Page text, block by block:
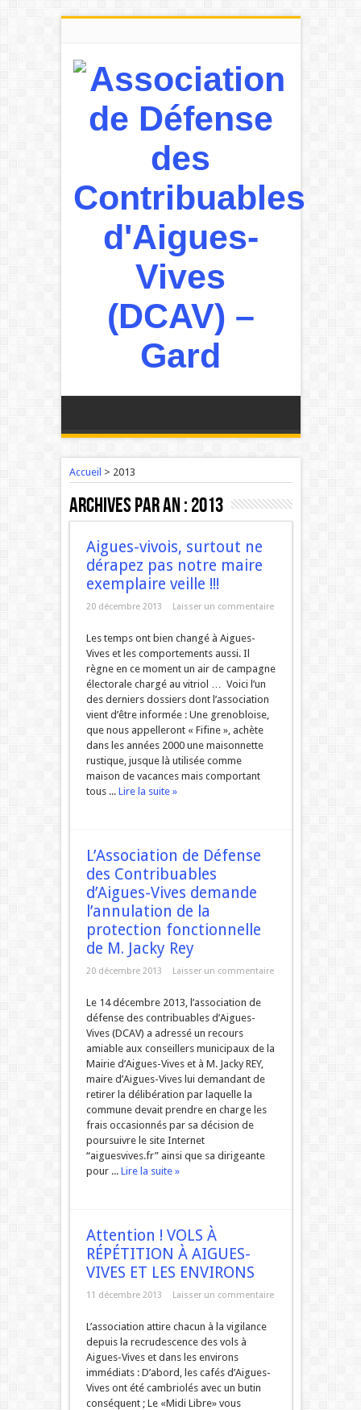
Accueil > 2013
Archives par an :2013
Aigues-vivois, surtout ne
dérapez pas notre maire
exemplaire veille !!!
20 décembre 2013 Laisser un commentaire
Les temps ont bien changé à Aigues-
Vives et les comportements aussi. Il
règne en ce moment un air de campagne
électorale chargé au vitriol … Voici l’un
des derniers dossiers dont l’association
vient d’être informée : Une grenobloise,
que nous appelleront « Fifine », achète
dans les années 2000 une maisonnette
rustique, jusque là utilisée comme
maison de vacances mais comportant
tous ... Lire la suite »
L’Association de Défense
des Contribuables
d’Aigues-Vives demande
l’annulation de la
protection fonctionnelle
de M. Jacky Rey
20 décembre 2013 Laisser un commentaire
Le 14 décembre 2013, l’association de
défense des contribuables d’Aigues-
Vives (DCAV) a adressé un recours
amiable aux conseillers municipaux de la
Mairie d’Aigues-Vives et à M. Jacky REY,
maire d’Aigues-Vives lui demandant de
retirer la délibération par laquelle la
commune devait prendre en charge les
frais occasionnés par sa décision de
poursuivre le site Internet
“aiguesvives.fr” ainsi que sa dirigeante
pour ... Lire la suite »
Attention ! VOLS À
RÉPÉTITION À AIGUES-
VIVES ET LES ENVIRONS
11 décembre 2013 Laisser un commentaire
L’association attire chacun à la vigilance
depuis la recrudescence des vols à
Aigues-Vives et dans les environs
immédiats : D’abord, les cafés d’Aigues-
Vives ont été cambriolés avec un butin
conséquent ; Le «Midi Libre» vous